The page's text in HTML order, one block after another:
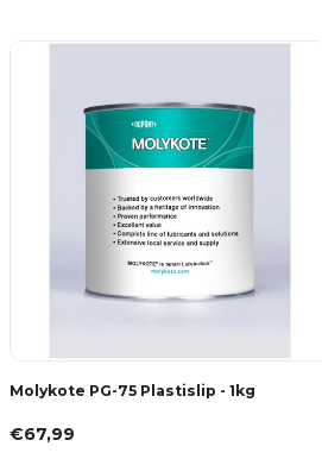
Molykote PG-75 Plastislip - 1kg
€67,99